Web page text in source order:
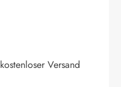
kostenloser Versand